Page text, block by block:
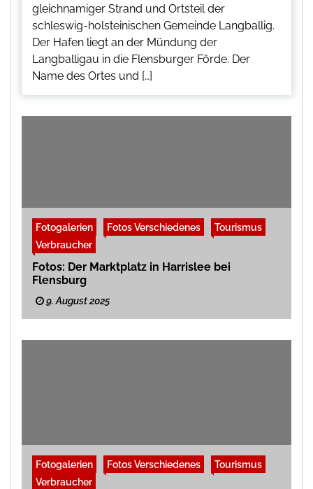
gleichnamiger Strand und Ortsteil der
schleswig-holsteinischen Gemeinde Langballig.
Der Hafen liegt an der Mündung der
Langballigau in die Flensburger Förde. Der
Name des Ortes und […]
Fotogalerien Fotos Verschiedenes
Tourismus
Verbraucher
Fotos: Der Marktplatz in Harrislee bei
Flensburg
9. August 2025
Fotogalerien Fotos Verschiedenes
Tourismus
Verbraucher